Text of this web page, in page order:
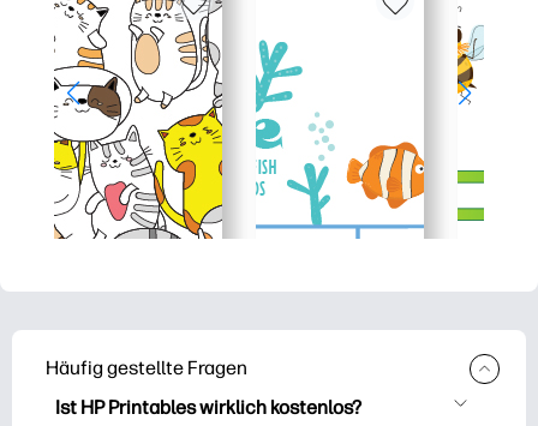
Häufig gestellte Fragen
Ist HP Printables wirklich kostenlos?